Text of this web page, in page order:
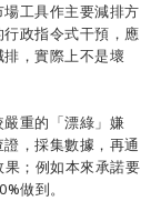
工具作主要減排方
政指令式干預，應
，實際上不是壞
重的「漂綠」嫌
，採集數據，再通
；例如本來承諾要
做到。